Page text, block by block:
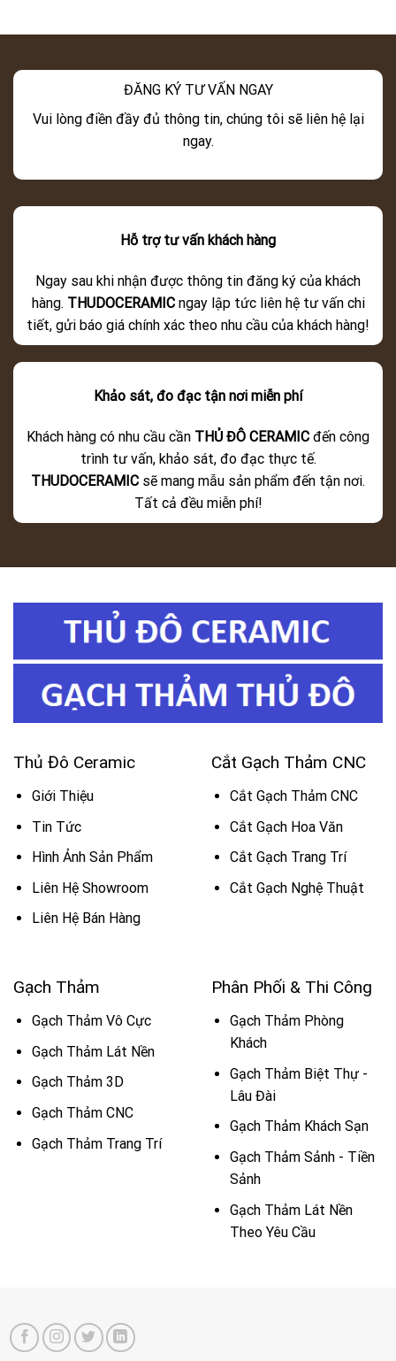
ĐĂNG KÝ TƯ VẤN NGAY
Vui lòng điền đầy đủ thông tin, chúng tôi sẽ liên hệ lại
ngay.
Hỗ trợ tư vấn khách hàng
Ngay sau khi nhận được thông tin đăng ký của khách
hàng. THUDOCERAMIC ngay lập tức liên hệ tư vấn chi
tiết, gửi báo giá chính xác theo nhu cầu của khách hàng!
Khảo sát, đo đạc tận nơi miễn phí
Khách hàng có nhu cầu cần THỦ ĐÔ CERAMIC đến công
trình tư vấn, khảo sát, đo đạc thực tế.
THUDOCERAMIC sẽ mang mẫu sản phẩm đến tận nơi.
Tất cả đều miễn phí!
Thủ Đô Ceramic
Giới Thiệu
Tin Tức
Hình Ảnh Sản Phẩm
Liên Hệ Showroom
Liên Hệ Bán Hàng
Cắt Gạch Thảm CNC
Cắt Gạch Thảm CNC
Cắt Gạch Hoa Văn
Cắt Gạch Trang Trí
Cắt Gạch Nghệ Thuật
Gạch Thảm
Gạch Thảm Vô Cực
Gạch Thảm Lát Nền
Gạch Thảm 3D
Gạch Thảm CNC
Gạch Thảm Trang Trí
Phân Phối & Thi Công
Gạch Thảm Phòng
Khách
Gạch Thảm Biệt Thự -
Lâu Đài
Gạch Thảm Khách Sạn
Gạch Thảm Sảnh - Tiền
Sảnh
Gạch Thảm Lát Nền
Theo Yêu Cầu